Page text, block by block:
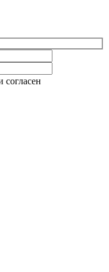
согласен